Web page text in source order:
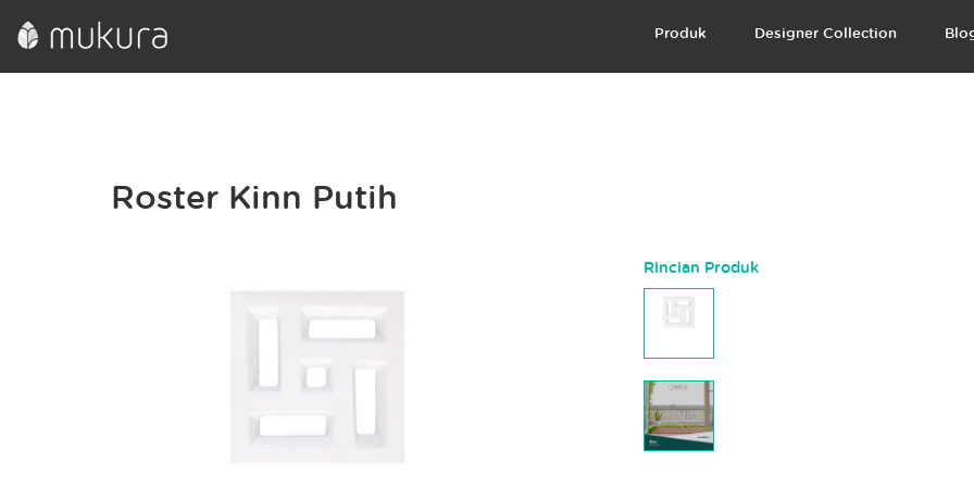
Produk Designer Collection
Roster Kinn Putih
Rincian Produk